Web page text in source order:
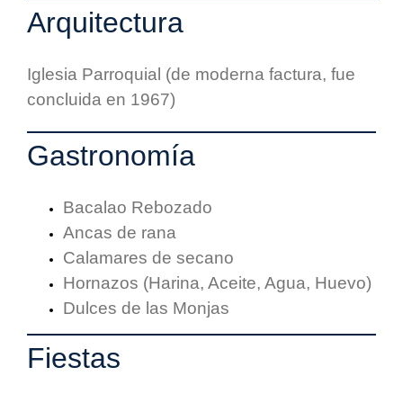
Arquitectura
Iglesia Parroquial (de moderna factura, fue
concluida en 1967)
Gastronomía
Bacalao Rebozado
Ancas de rana
Calamares de secano
Hornazos (Harina, Aceite, Agua, Huevo)
Dulces de las Monjas
Fiestas